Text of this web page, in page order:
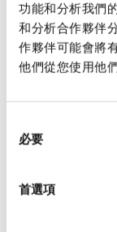
功能和分析我們
和分析合作夥伴
作夥伴可能會將
他們從您使用他
必要
首選項
規格
審美規範